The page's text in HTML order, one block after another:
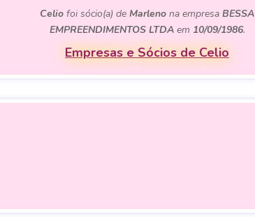
Celio foi sócio(a) deMarleno na empresaBESSA
EMPREENDIMENTOS LTDAem 10/09/1986.
Empresas e Sócios de Celio